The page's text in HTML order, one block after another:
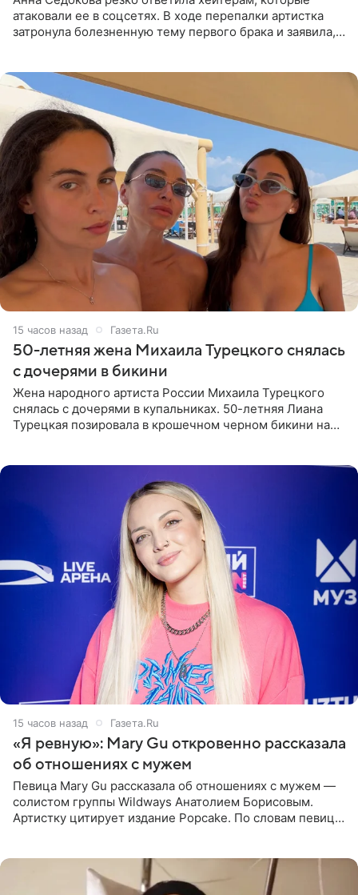
атаковали ее в соцсетях. В ходе перепалки артистка
затронула болезненную тему первого брака и заявила,
15 часов назад Газета.Ru
50-летняя жена Михаила Турецкого снялась
с дочерями в бикини
Жена народного артиста России Михаила Турецкого
снялась с дочерями в купальниках. 50-летняя Лиана
Турецкая позировала в крошечном черном бикини на
15 часов назад Газета.Ru
«Я ревную»: Mary Gu откровенно рассказала
об отношениях с мужем
Певица Mary Gu рассказала об отношениях с мужем —
солистом группы Wildways Анатолием Борисовым.
Артистку цитирует издание Popcake. По словам певицы,